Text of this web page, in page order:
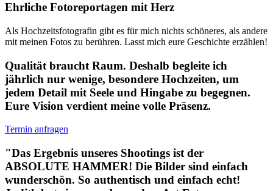
Ehrliche Fotoreportagen mit Herz
Als Hochzeitsfotografin gibt es für mich nichts schöneres, als andere
mit meinen Fotos zu berühren. Lasst mich eure Geschichte erzählen!
Qualität braucht Raum. Deshalb begleite ich
jährlich nur wenige, besondere Hochzeiten, um
jedem Detail mit Seele und Hingabe zu begegnen.
Eure Vision verdient meine volle Präsenz.
Termin anfragen
"Das Ergebnis unseres Shootings ist der
ABSOLUTE HAMMER! Die Bilder sind einfach
wunderschön. So authentisch und einfach echt!